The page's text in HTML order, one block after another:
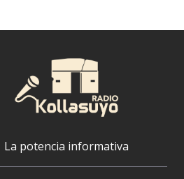
La potencia informativa